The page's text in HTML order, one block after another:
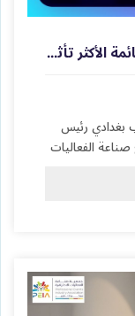
المستشار عبدالوهاب بغدادي ضمن قائمة الأكثر تأثيراً في صناعة الفعاليات بالشرق الأوسط
بغدادي رئيس
صناعة الفعاليات